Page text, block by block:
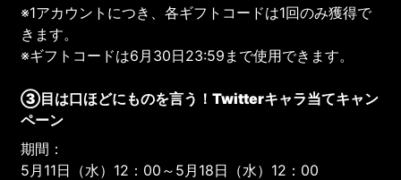
※1アカウントにつき、各ギフトコードは1回のみ獲得で
きます。
※ギフトコードは6月30日23:59まで使用できます。
③目は口ほどにものを言う！Twitterキャラ当てキャン
ペーン
期間：
5月11日（水）12：00～5月18日（水）12：00